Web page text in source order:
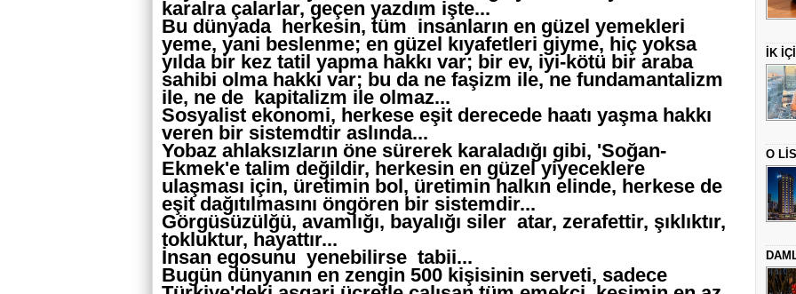
karalra çalarlar, geçen yazdım işte...
Bu dünyada herkesin, tüm insanların en güzel yemekleri
yeme, yani beslenme; en güzel kıyafetleri giyme, hiç yoksa
yılda bir kez tatil yapma hakkı var; bir ev, iyi-kötü bir araba
sahibi olma hakkı var; bu da ne faşizm ile, ne fundamantalizm
ile, ne de kapitalizm ile olmaz...
Sosyalist ekonomi, herkese eşit derecede haatı yaşma hakkı
veren bir sistemdtir aslında...
Yobaz ahlaksızların öne sürerek karaladığı gibi, 'Soğan-
Ekmek'e talim değildir, herkesin en güzel yiyeceklere
ulaşması için, üretimin bol, üretimin halkın elinde, herkese de
eşit dağıtılmasını öngören bir sistemdir...
Görgüsüzülğü, avamlığı, bayalığı siler atar, zerafettir, şıklıktır,
tokluktur, hayattır...
İnsan egosunu yenebilirse tabii...
Bugün dünyanın en zengin 500 kişisinin serveti, sadece
İK
O